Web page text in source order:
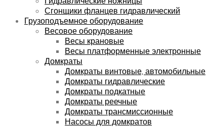
Сгонщики фланцев гидравлический
Грузоподъемное оборудование
Весовое оборудование
Весы крановые
Весы платформенные электронные
Домкраты
Домкраты винтовые, автомобильные
Домкраты гидравлические
Домкраты подкатные
Домкраты реечные
Домкраты трансмиссионные
Насосы для домкратов